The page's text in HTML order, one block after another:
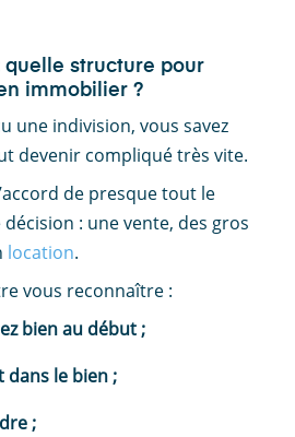
quelle structure pour
immobilier ?
une indivision, vous savez
devenir compliqué très vite.
de presque tout le
: une vente, des gros
location.
vous reconnaître :
bien au début ;
le bien ;
;